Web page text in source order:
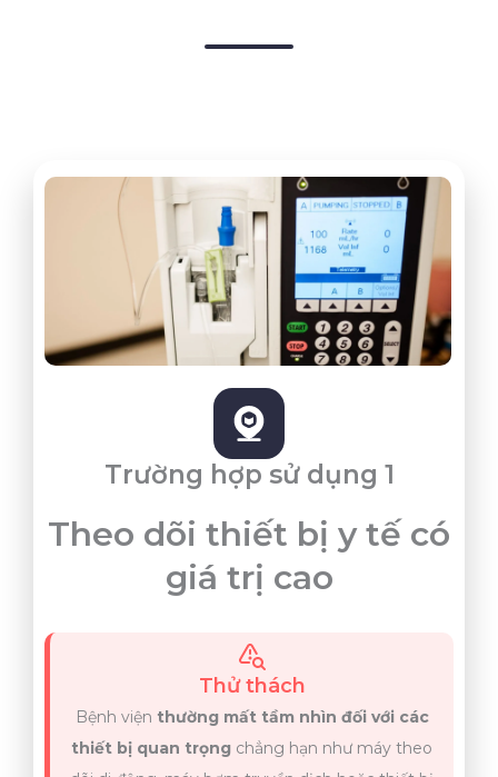
Trường hợp sử dụng 1
Theo dõi thiết bị y tế có
giá trị cao
Thử thách
Bệnh viện thường mất tầm nhìn đối với các
thiết bị quan trọng chẳng hạn như máy theo